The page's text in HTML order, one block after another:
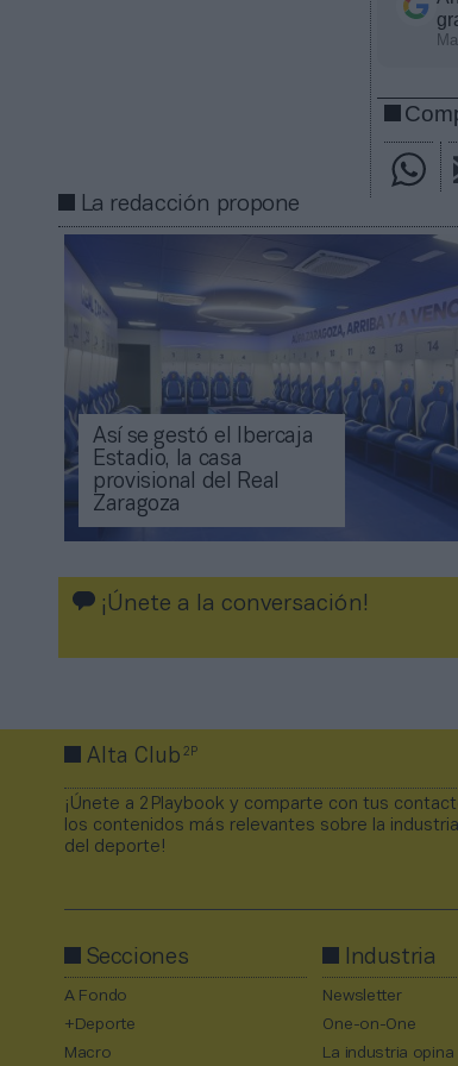
La redacción propone
Así se gestó el Ibercaja
Estadio, la casa
provisional del Real
Zaragoza
¡Únete a la conversación!
Alta Club2P
¡Únete a 2Playbook y comparte con tus
los contenidos más relevantes sobre la industria
del deporte!
Secciones
A Fondo
+Deporte
Macro
Industria
Newsletter
One-on-One
La industria opina